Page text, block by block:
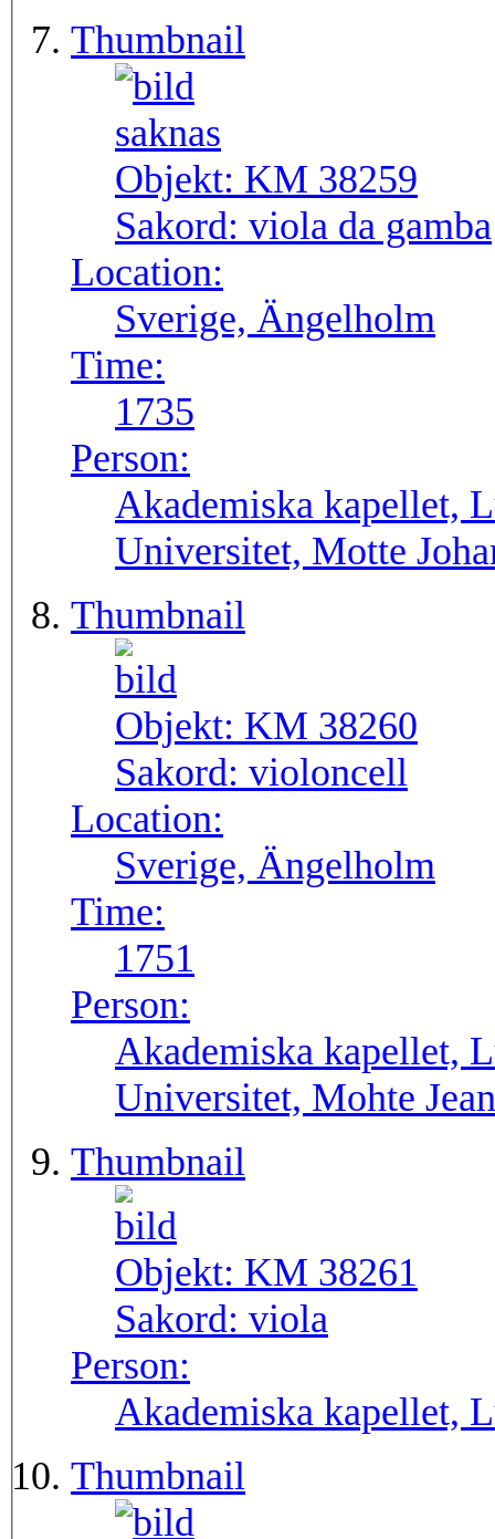
Thumbnail
Objekt: KM 38259
Sakord: viola da gamba
Location:
Sverige, Ängelholm
Time:
1735
Person:
Akademiska kapellet,
Universitet, Motte
Thumbnail
Objekt: KM 38260
Sakord: violoncell
Location:
Sverige, Ängelholm
Time:
1751
Person:
Akademiska kapellet,
Universitet, Mohte
Thumbnail
Objekt: KM 38261
Sakord: viola
Person:
Akademiska kapellet,
Thumbnail